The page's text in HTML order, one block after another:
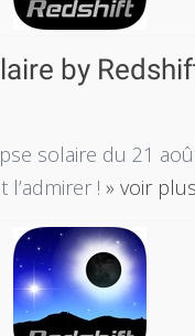
by
solaire du 21
! » voir plus